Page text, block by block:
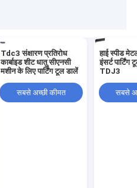
Tdc3 संक्षारण प्रतिरोध
कार्बाइड शीट धातु सीएनसी
मशीन के लिए पार्टिंग टूल डालें
सबसे अच्छी कीमत
हाई स्पीड
इंसर्ट पार्टिंग
TDJ3
सबसे